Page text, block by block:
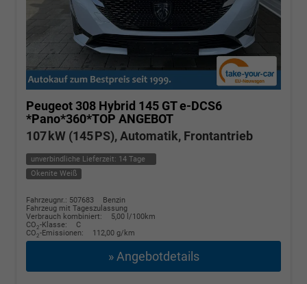
Peugeot 308 Hybrid 145 GT e-DCS6
*Pano*360*TOP ANGEBOT
107 kW (145 PS), Automatik, Frontantrieb
unverbindliche Lieferzeit: 14 Tage
Okenite Weiß
Fahrzeugnr.: 507683
Benzin
Fahrzeug mit Tageszulassung
Verbrauch kombiniert:
5,00 l/100km
CO2-Klasse:
C
CO2-Emissionen: 112,00 g/km
» Angebotdetails